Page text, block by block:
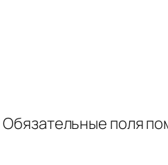
Обязательные поля